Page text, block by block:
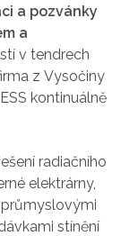
a pozvánky
a
v tendrech
z Vysočiny
kontinuálně
radiačního
elektrárny,
stínění